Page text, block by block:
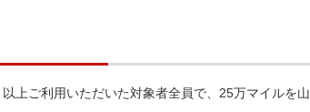
上ご利用いただいた対象者全員で、25万マイルを山